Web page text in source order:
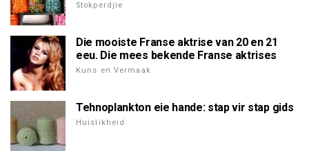
Stokperdjie
Die mooiste Franse aktrise van 20 en 21
eeu. Die mees bekende Franse aktrises
Kuns en Vermaak
Tehnoplankton eie hande: stap vir stap gids
Huislikheid